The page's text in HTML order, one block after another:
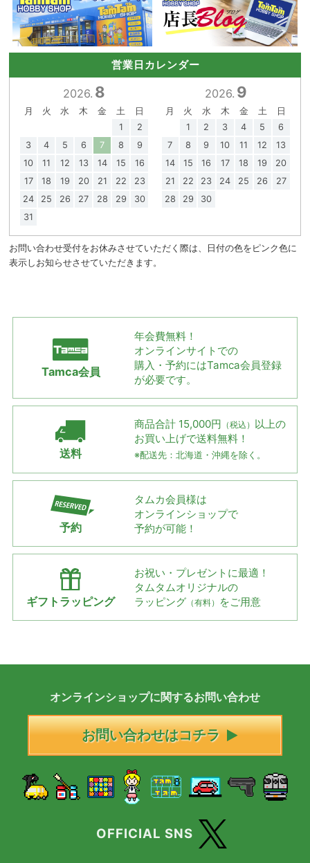
営業日カレンダー
2026. 8
月 火 水 木 金 土
日
1
2
3
4 5 6 7 8
9
10
11 12 13 14 15
16
17
18 19 20 21 22
23
24
25 26 27 28 29
30
31
2026. 9
月 火 水 木 金 土
日
1
2 3 4 5
6
7
8 9 10 11 12
13
14
15 16 17 18 19
20
21
22 23 24 25 26
27
28
29 30
お問い合わせ受付をお休みさせていただく際は、日付の色をピンク色に
表示しお知らせさせていただきます。
Tamca会員
年会費無料！
オンラインサイトでの
購入・予約にはTamca会員登録
が必要です。
送料
商品合計 15,000円 （税込） 以上の
お買い上げで送料無料！
※配送先：北海道・沖縄を除く。
予約
タムカ会員様は
オンラインショップで
予約が可能！
ギフトラッピング
お祝い・プレゼントに最適！
タムタムオリジナルの
ラッピング （有料） をご用意
オンラインショップに関するお問い合わせ
お問い合わせはコチラ
OFFICIAL SNS